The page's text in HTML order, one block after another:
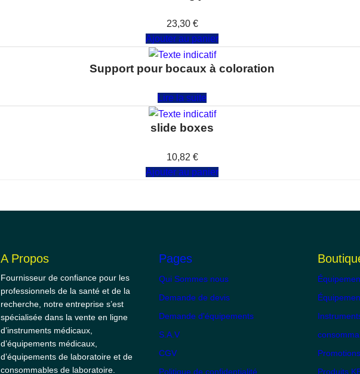
23,30 €
Ajouter au panier
Support pour bocaux à coloration
Lire la suite
slide boxes
10,82 €
Ajouter au panier
A Propos
Fournisseur de confiance pour les
professionnels de la santé et de la
recherche, notre entreprise s’est
spécialisée dans la vente en ligne
d’instruments médicaux,
d’équipements médicaux,
d’équipements de laboratoire et de
consommables de laboratoire.
Pages
Qui Sommes nous
Demande de devis
Demande d'équipements
S.A.V
CGV
Politique de confidentialité
Promotions
Produits